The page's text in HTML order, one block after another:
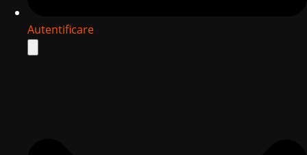
Autentificare